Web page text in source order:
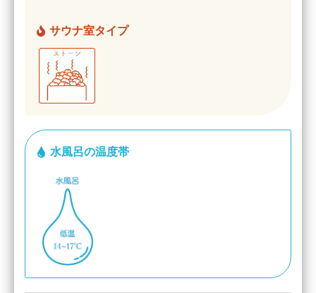
サウナ室タイプ
水風呂の温度帯